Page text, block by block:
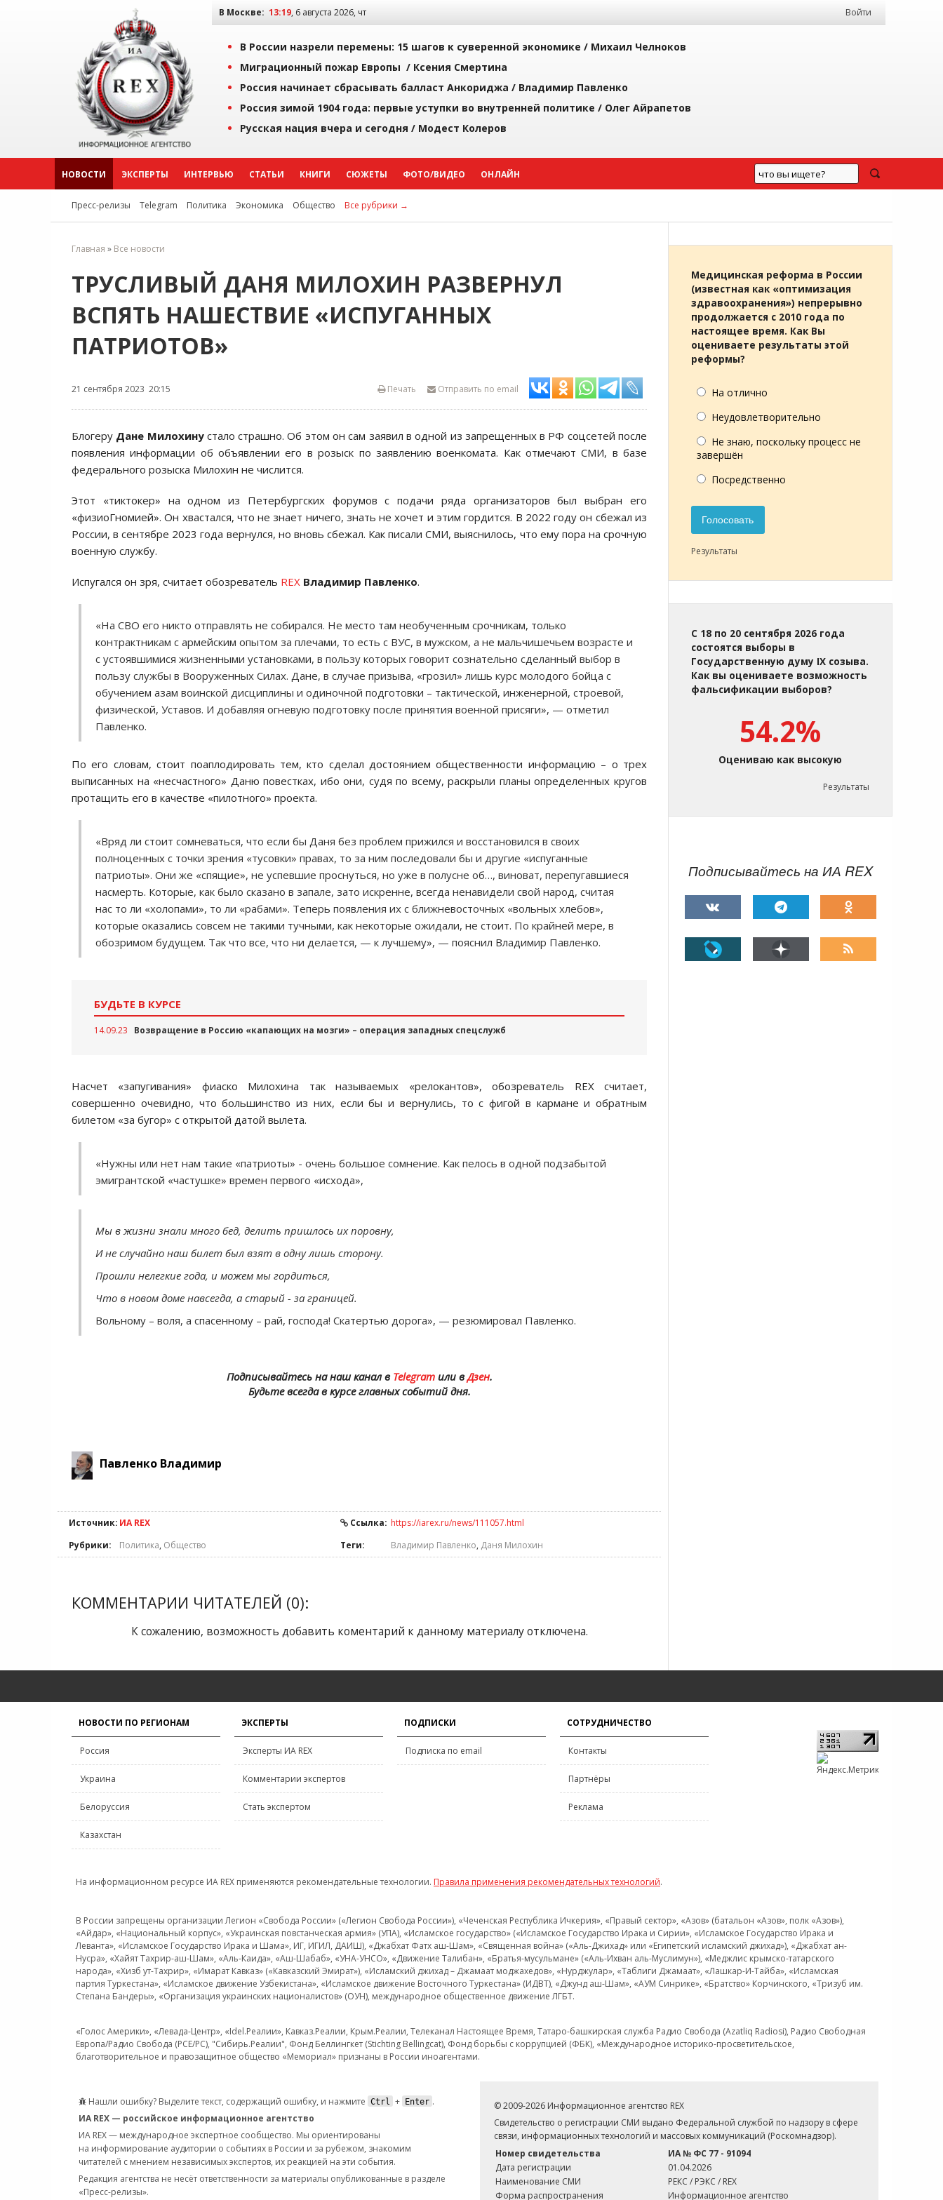
В Москве: 13:19, 6 августа 2026, чт Войти
В России назрели перемены: 15 шагов к суверенной экономике / Михаил Челноков
Миграционный пожар Европы / Ксения Смертина
Россия начинает сбрасывать балласт Анкориджа / Владимир Павленко
Россия зимой 1904 года: первые уступки во внутренней политике / Олег Айрапетов
Русская нация вчера и сегодня / Модест Колеров
НОВОСТИ ЭКСПЕРТЫ ИНТЕРВЬЮ СТАТЬИ КНИГИ СЮЖЕТЫ ФОТО/ВИДЕО ОНЛАЙН
Пресс-релизы Telegram Политика Экономика Общество Все рубрики →
Главная » Все новости
ТРУСЛИВЫЙ ДАНЯ МИЛОХИН РАЗВЕРНУЛ
ВСПЯТЬ НАШЕСТВИЕ «ИСПУГАННЫХ
ПАТРИОТОВ»
21 сентября 2023 20:15 Отправить по email
Печать
Блогеру Дане Милохину стало страшно. Об этом он сам заявил в одной из запрещенных в РФ соцсетей после
появления информации об объявлении его в розыск по заявлению военкомата. Как отмечают СМИ, в базе
федерального розыска Милохин не числится.
Этот «тиктокер» на одном из Петербургских форумов с подачи ряда организаторов был выбран его
«физиоГномией». Он хвастался, что не знает ничего, знать не хочет и этим гордится. В 2022 году он сбежал из
России, в сентябре 2023 года вернулся, но вновь сбежал. Как писали СМИ, выяснилось, что ему пора на срочную
военную службу.
Испугался он зря, считает обозреватель REX Владимир Павленко.
«На СВО его никто отправлять не собирался. Не место там необученным срочникам, только
контрактникам с армейским опытом за плечами, то есть с ВУС, в мужском, а не мальчишечьем возрасте и
с устоявшимися жизненными установками, в пользу которых говорит сознательно сделанный выбор в
пользу службы в Вооруженных Силах. Дане, в случае призыва, «грозил» лишь курс молодого бойца с
обучением азам воинской дисциплины и одиночной подготовки – тактической, инженерной, строевой,
физической, Уставов. И добавляя огневую подготовку после принятия военной присяги», — отметил
Павленко.
По его словам, стоит поаплодировать тем, кто сделал достоянием общественности информацию – о трех
выписанных на «несчастного» Даню повестках, ибо они, судя по всему, раскрыли планы определенных кругов
протащить его в качестве «пилотного» проекта.
«Вряд ли стоит сомневаться, что если бы Даня без проблем прижился и восстановился в своих
полноценных с точки зрения «тусовки» правах, то за ним последовали бы и другие «испуганные
патриоты». Они же «спящие», не успевшие проснуться, но уже в полусне об…, виноват, перепугавшиеся
насмерть. Которые, как было сказано в запале, зато искренне, всегда ненавидели свой народ, считая
нас то ли «холопами», то ли «рабами». Теперь появления их с ближневосточных «вольных хлебов»,
которые оказались совсем не такими тучными, как некоторые ожидали, не стоит. По крайней мере, в
обозримом будущем. Так что все, что ни делается, — к лучшему», — пояснил Владимир Павленко.
БУДЬТЕ В КУРСЕ
14.09.23 Возвращение в Россию «капающих на мозги» – операция западных спецслужб
Насчет «запугивания» фиаско Милохина так называемых «релокантов», обозреватель REX считает,
совершенно очевидно, что большинство из них, если бы и вернулись, то с фигой в кармане и обратным
билетом «за бугор» с открытой датой вылета.
«Нужны или нет нам такие «патриоты» - очень большое сомнение. Как пелось в одной подзабытой
эмигрантской «частушке» времен первого «исхода»,
Мы в жизни знали много бед, делить пришлось их поровну,
И не случайно наш билет был взят в одну лишь сторону.
Прошли нелегкие года, и можем мы гордиться,
Что в новом доме навсегда, а старый - за границей.
Вольному – воля, а спасенному – рай, господа! Скатертью дорога», — резюмировал Павленко.
Подписывайтесь на наш канал в Telegramили вДзен.
Будьте всегда в курсе главных событий дня.
Павленко Владимир
Источник: ИА REX Ссылка: https://iarex.ru/news/111057.html
Рубрики:
Политика, Общество Теги: Владимир Павленко, Даня Милохин
КОММЕНТАРИИ ЧИТАТЕЛЕЙ (0):
К сожалению, возможность добавить коментарий к данному материалу отключена.
Медицинская реформа в России
(известная как «оптимизация
здравоохранения») непрерывно
продолжается с 2010 года по
настоящее время. Как Вы
оцениваете результаты этой
реформы?
На отлично
Неудовлетворительно
Не знаю, поскольку процесс не
завершён
Посредственно
Голосовать
Результаты
С 18 по 20 сентября 2026 года
состоятся выборы в
Государственную думу IX созыва.
Как вы оцениваете возможность
фальсификации выборов?
54.2%
Оцениваю как высокую
Результаты
Подписывайтесь на ИА REX
НОВОСТИ ПО РЕГИОНАМ
Россия
Украина
Белоруссия
Казахстан
ЭКСПЕРТЫ
Эксперты ИА REX
Комментарии экспертов
Стать экспертом
ПОДПИСКИ
Подписка по email
СОТРУДНИЧЕСТВО
Контакты
Партнёры
Реклама
На информационном ресурсе ИА REX применяются рекомендательные технологии. Правила применения рекомендательных технологий.
В России запрещены организации Легион «Свобода России» («Легион Свобода России»), «Чеченская Республика Ичкерия», «Правый сектор», «Азов» (батальон «Азов», полк «Азов»),
«Айдар», «Национальный корпус», «Украинская повстанческая армия» (УПА), «Исламское государство» («Исламское Государство Ирака и Сирии», «Исламское Государство Ирака и
Леванта», «Исламское Государство Ирака и Шама», ИГ, ИГИЛ, ДАИШ), «Джабхат Фатх аш-Шам», «Священная война» («Аль-Джихад» или «Египетский исламский джихад»), «Джабхат ан-
Нусра», «Хайят Тахрир-аш-Шам», «Аль-Каида», «Аш-Шабаб», «УНА-УНСО», «Движение Талибан», «Братья-мусульмане» («Аль-Ихван аль-Муслимун»), «Меджлис крымско-татарского
народа», «Хизб ут-Тахрир», «Имарат Кавказ» («Кавказский Эмират»), «Исламский джихад – Джамаат моджахедов», «Нурджулар», «Таблиги Джамаат», «Лашкар-И-Тайба», «Исламская
партия Туркестана», «Исламское движение Узбекистана», «Исламское движение Восточного Туркестана» (ИДВТ), «Джунд аш-Шам», «АУМ Синрике», «Братство» Корчинского, «Тризуб им.
Степана Бандеры», «Организация украинских националистов» (ОУН), международное общественное движение ЛГБТ.
«Голос Америки», «Левада-Центр», «Idel.Реалии», Кавказ.Реалии, Крым.Реалии, Телеканал Настоящее Время, Татаро-башкирская служба Радио Свобода (Azatliq Radiosi), Радио Свободная
Европа/Радио Свобода (PCE/PC), "Сибирь.Реалии", Фонд Беллингкет (Stichting Bellingcat), Фонд борьбы с коррупцией (ФБК), «Международное историко-просветительское,
благотворительное и правозащитное общество «Мемориал» признаны в России иноагентами.
Нашли ошибку? Выделите текст, содержащий ошибку, и нажмите Ctrl + Enter .
ИА REX — российское информационное агентство
ИА REX — международное экспертное сообщество. Мы ориентированы
на информирование аудитории о событиях в России и за рубежом, знакомим
читателей с мнением независимых экспертов, их реакцией на эти события.
Редакция агентства не несёт ответственности за материалы опубликованные в разделе
«Пресс-релизы».
© 2009-2026 Информационное агентство REX
Свидетельство о регистрации СМИ выдано Федеральной службой по надзору в сфере
связи, информационных технологий и массовых коммуникаций (Роскомнадзор).
Номер свидетельства
ИА № ФС 77 - 91094
Дата регистрации
01.04.2026
Наименование СМИ
РЕКС / РЭКС / REX
Форма распространения
Информационное агентство